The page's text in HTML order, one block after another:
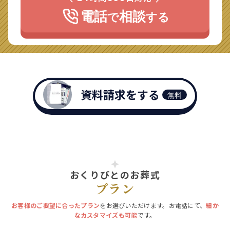
電話で相談する
資料請求をする 無料
おくりびとのお葬式
プラン
お客様のご要望に合ったプランをお選びいただけます。お電話にて、細か
なカスタマイズも可能です。